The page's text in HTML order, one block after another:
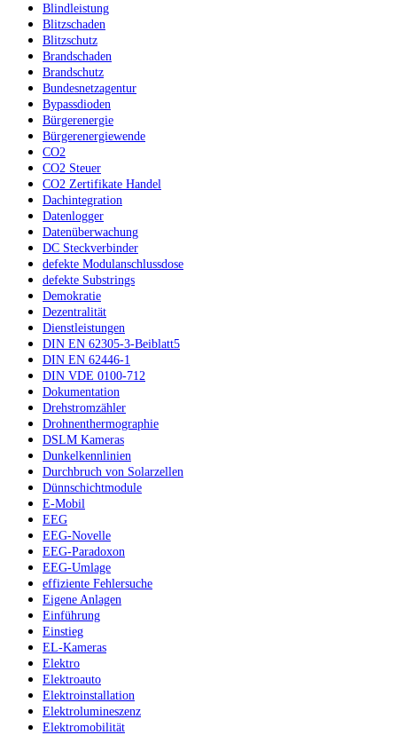
Blindleistung
Blitzschaden
Blitzschutz
Brandschaden
Brandschutz
Bundesnetzagentur
Bypassdioden
Bürgerenergie
Bürgerenergiewende
CO2
CO2 Steuer
CO2 Zertifikate Handel
Dachintegration
Datenlogger
Datenüberwachung
DC Steckverbinder
defekte Modulanschlussdose
defekte Substrings
Demokratie
Dezentralität
Dienstleistungen
DIN EN 62305-3-Beiblatt5
DIN EN 62446-1
DIN VDE 0100-712
Dokumentation
Drehstromzähler
Drohnenthermographie
DSLM Kameras
Dunkelkennlinien
Durchbruch von Solarzellen
Dünnschichtmodule
E-Mobil
EEG
EEG-Novelle
EEG-Paradoxon
EEG-Umlage
effiziente Fehlersuche
Eigene Anlagen
Einführung
Einstieg
EL-Kameras
Elektro
Elektroauto
Elektroinstallation
Elektrolumineszenz
Elektromobilität